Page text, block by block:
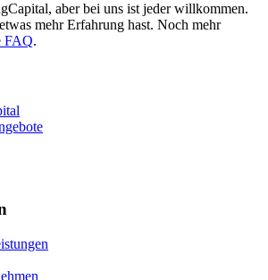
aber bei uns ist jeder willkommen.
mehr Erfahrung hast. Noch mehr
FAQ.